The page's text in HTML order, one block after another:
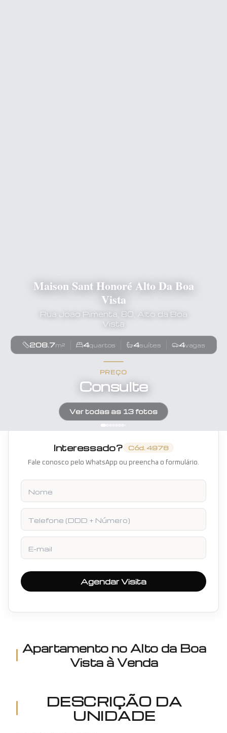
Maison Sant Honoré Alto Da Boa
Vista
Rua Joao Pimenta, 80, Alto da Boa
Vista
208.7m² 4quartos 4suítes 4vagas
PREÇO
Consulte
Ver todas as 13fotos
Apartamento no Alto da Boa
Vista à Venda
DESCRIÇÃO DA
UNIDADE
Interessado? Cód. 4978
Fale conosco pelo WhatsApp ou preencha o formulário.
Nome
Telefone
E-mail
Agendar Visita